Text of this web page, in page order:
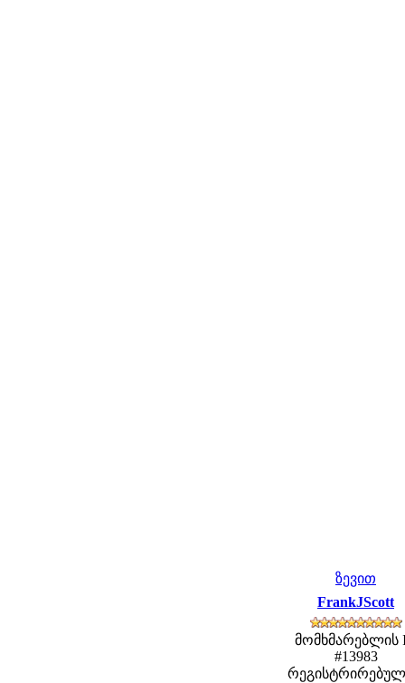
ზევით
FrankJScott
მომხმარებლის
#13983